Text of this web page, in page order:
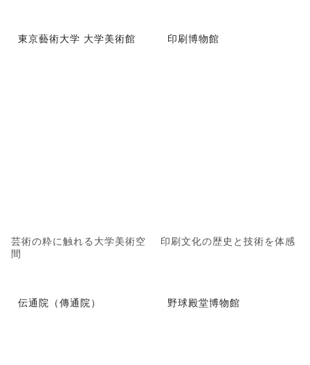
東京藝術大学 大学美術館
芸術の粋に触れる大学美術空
間
印刷博物館
印刷文化の歴史と技術を体感
伝通院（傳通院） 野球殿堂博物館